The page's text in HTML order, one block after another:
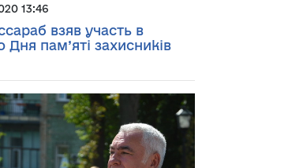
13:46
взяв участь в
Дня пам’яті захисників